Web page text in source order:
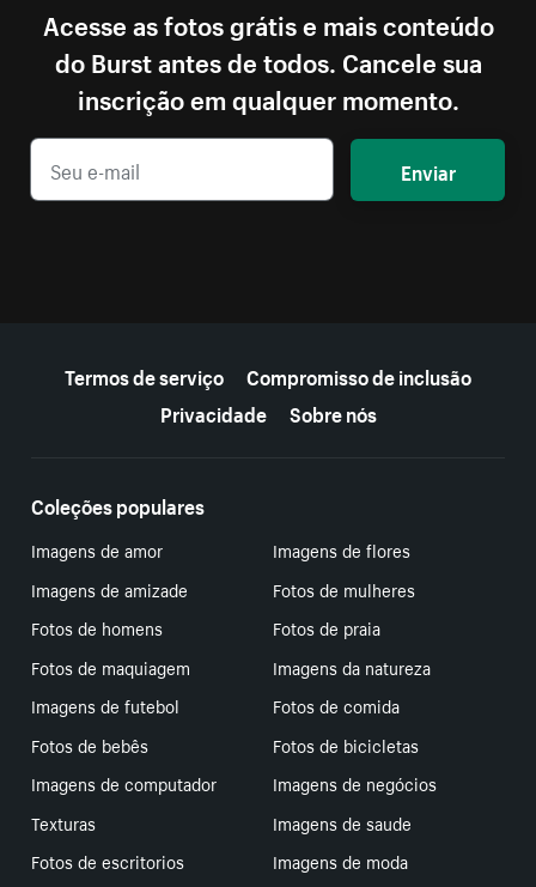
Acesse as fotos grátis e mais conteúdo
do Burst antes de todos. Cancele sua
inscrição em qualquer momento.
Enviar
Termos de serviço
Compromisso de inclusão
Privacidade
Sobre nós
Coleções populares
Imagens de amor
Imagens de flores
Imagens de amizade
Fotos de mulheres
Fotos de homens
Fotos de praia
Fotos de maquiagem
Imagens da natureza
Imagens de futebol
Fotos de comida
Fotos de bebês
Fotos de bicicletas
Imagens de computador
Imagens de negócios
Texturas
Imagens de saude
Fotos de escritorios
Imagens de moda